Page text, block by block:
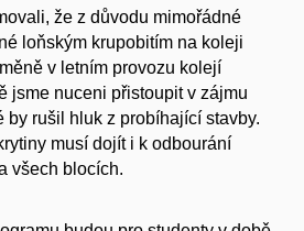
že z důvodu mimořádné
loňským krupobitím na koleji
v letním provozu kolejí
jsme nuceni přistoupit v zájmu
by rušil hluk z probíhající stavby.
musí dojít i k odbourání
všech blocích.